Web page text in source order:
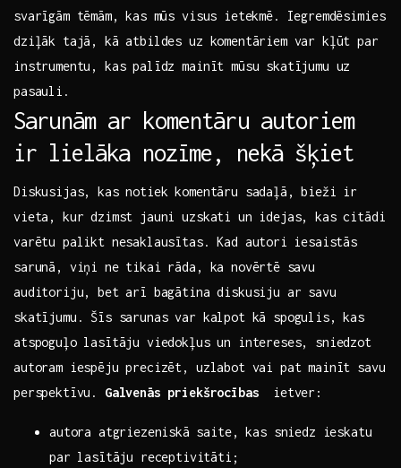
svarīgām tēmām, kas ⁣mūs visus ietekmē.‌ Iegremdēsimies
dziļāk tajā, kā‌ atbildes uz komentāriem var kļūt ‍par
instrumentu, kas palīdz mainīt mūsu skatījumu uz
pasauli.
Sarunām ar komentāru autoriem
ir⁣ lielāka nozīme,​ nekā šķiet
Diskusijas, kas‍ notiek komentāru sadaļā, bieži ir
vieta, kur dzimst jauni uzskati un idejas, kas citādi
varētu palikt nesaklausītas. Kad autori⁢ iesaistās
sarunā, viņi ne tikai ‍rāda, ka ‌novērtē ⁢savu
auditoriju, ​bet arī bagātina diskusiju ar savu
skatījumu. Šīs sarunas var ‌kalpot kā spogulis, kas
atspoguļo lasītāju viedokļus un intereses, sniedzot
autoram iespēju precizēt, uzlabot vai pat mainīt savu
perspektīvu. Galvenās ‍priekšrocības ​ ietver:
autora atgriezeniskā⁣ saite, kas sniedz ieskatu
par lasītāju receptivitāti;